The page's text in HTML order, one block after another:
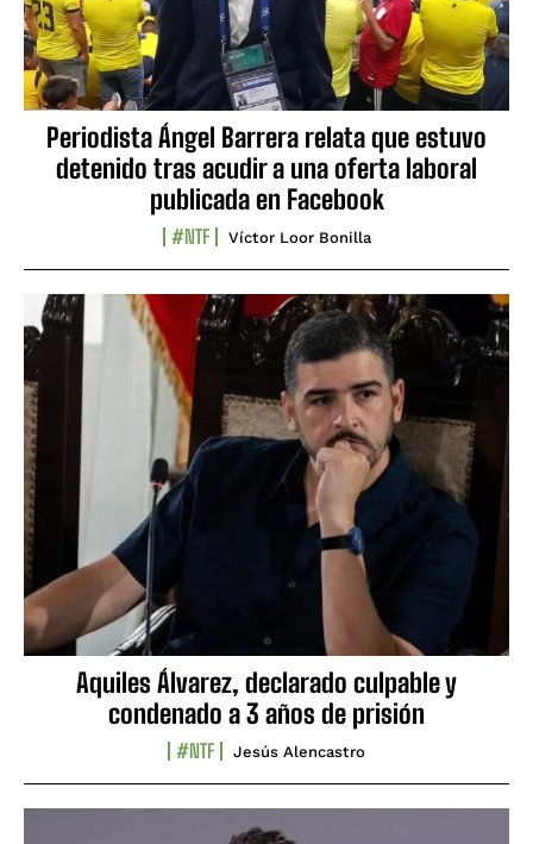
Periodista Ángel Barrera relata que estuvo
detenido tras acudir a una oferta laboral
publicada en Facebook
#NTF Víctor Loor Bonilla
Aquiles Álvarez, declarado culpable y
condenado a 3 años de prisión
#NTF Jesús Alencastro